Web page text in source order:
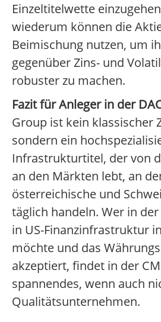
Einzeltitelwette
wiederum können die
Beimischung nutzen, um
gegenüber Zins- und
robuster zu machen.
Fazit für Anleger in der
Group ist kein klassischer
sondern ein
Infrastrukturtitel, der von
an den Märkten lebt, an
österreichische und
täglich handeln. Wer in
in US-Finanzinfrastruktur
möchte und das
akzeptiert, findet in der
spannendes, wenn auch
Qualitätsunternehmen.